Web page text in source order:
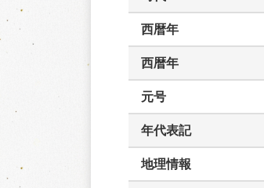
西暦年
西暦年
元号
年代表記
地理情報